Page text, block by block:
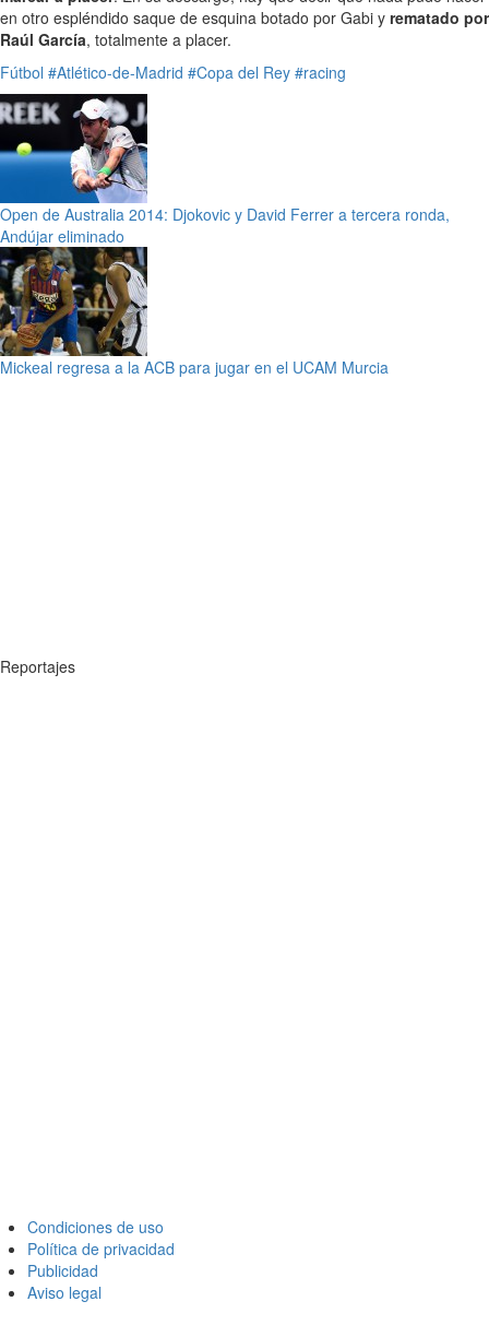
en otro espléndido saque de esquina botado por Gabi y rematado por
Raúl García, totalmente a placer.
Fútbol #Atlético-de-Madrid #Copa del Rey #racing
Open de Australia 2014: Djokovic y David Ferrer a tercera ronda,
Andújar eliminado
Mickeal regresa a la ACB para jugar en el UCAM Murcia
Reportajes
Condiciones de uso
Política de privacidad
Publicidad
Aviso legal